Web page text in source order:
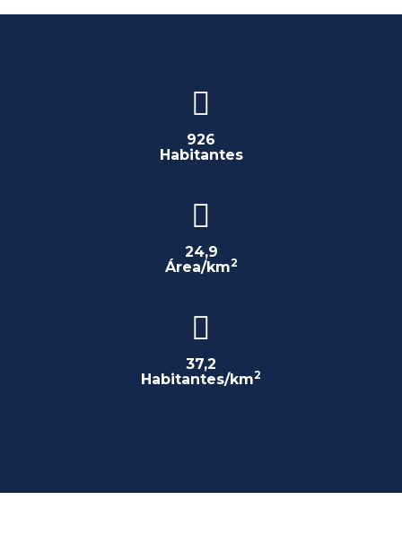
926
Habitantes
24,9
Área/km2
37,2
Habitantes/km2